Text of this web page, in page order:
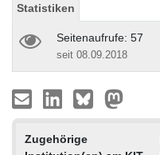
Statistiken
Seitenaufrufe: 57
seit 08.09.2018
Zugehörige